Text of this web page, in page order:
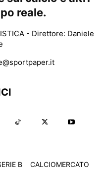
reale.
- Direttore: Daniele
B CALCIOMERCATO